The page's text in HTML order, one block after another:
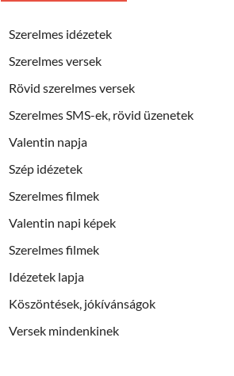
Szerelmes idézetek
Szerelmes versek
Rövid szerelmes versek
Szerelmes SMS-ek, rövid üzenetek
Valentin napja
Szép idézetek
Szerelmes filmek
Valentin napi képek
Szerelmes filmek
Idézetek lapja
Köszöntések, jókívánságok
Versek mindenkinek